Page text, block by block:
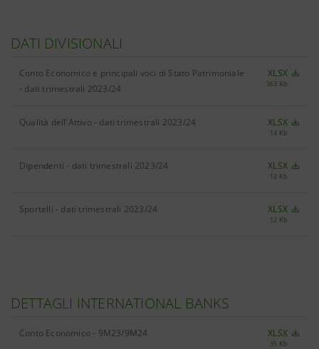
DATI DIVISIONALI
Conto Economico e principali voci di Stato Patrimoniale
- dati trimestrali 2023/24
XLSX
363 Kb
Qualità dell'Attivo - dati trimestrali 2023/24 XLSX
14 Kb
Dipendenti - dati trimestrali 2023/24 XLSX
12 Kb
Sportelli - dati trimestrali 2023/24 XLSX
12 Kb
DETTAGLI INTERNATIONAL BANKS
Conto Economico - 9M23/9M24 XLSX
35 Kb